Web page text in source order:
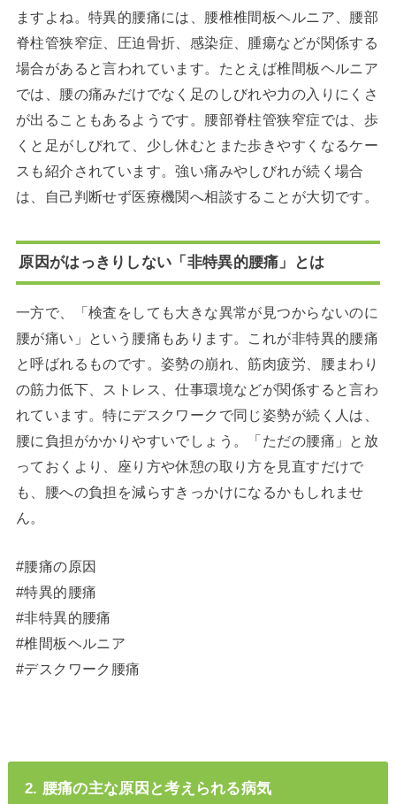
ますよね。特異的腰痛には、腰椎椎間板ヘルニア、腰部
脊柱管狭窄症、圧迫骨折、感染症、腫瘍などが関係する
場合があると言われています。たとえば椎間板ヘルニア
では、腰の痛みだけでなく足のしびれや力の入りにくさ
が出ることもあるようです。腰部脊柱管狭窄症では、歩
くと足がしびれて、少し休むとまた歩きやすくなるケー
スも紹介されています。強い痛みやしびれが続く場合
は、自己判断せず医療機関へ相談することが大切です。
原因がはっきりしない「非特異的腰痛」とは
一方で、「検査をしても大きな異常が見つからないのに
腰が痛い」という腰痛もあります。これが非特異的腰痛
と呼ばれるものです。姿勢の崩れ、筋肉疲労、腰まわり
の筋力低下、ストレス、仕事環境などが関係すると言わ
れています。特にデスクワークで同じ姿勢が続く人は、
腰に負担がかかりやすいでしょう。「ただの腰痛」と放
っておくより、座り方や休憩の取り方を見直すだけで
も、腰への負担を減らすきっかけになるかもしれませ
ん。
#腰痛の原因
#特異的腰痛
#非特異的腰痛
#椎間板ヘルニア
#デスクワーク腰痛
2. 腰痛の主な原因と考えられる病気